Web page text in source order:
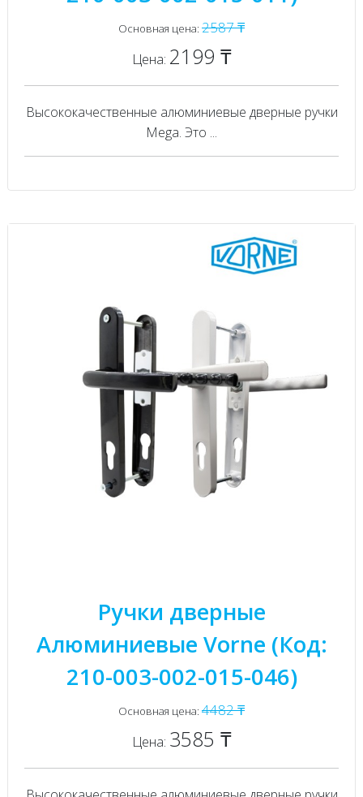
Основная цена: 2587 ₸
Цена: 2199 ₸
Высококачественные алюминиевые дверные ручки
Mega. Это ...
Ручки дверные
Алюминиевые Vorne (Код:
210-003-002-015-046)
Основная цена: 4482 ₸
Цена: 3585 ₸